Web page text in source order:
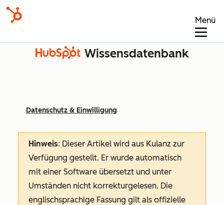
Menü
Wissensdatenbank
Datenschutz & Einwilligung
Hinweis: Dieser Artikel wird aus Kulanz zur
Verfügung gestellt. Er wurde automatisch
mit einer Software übersetzt und unter
Umständen nicht korrekturgelesen. Die
englischsprachige Fassung gilt als offizielle